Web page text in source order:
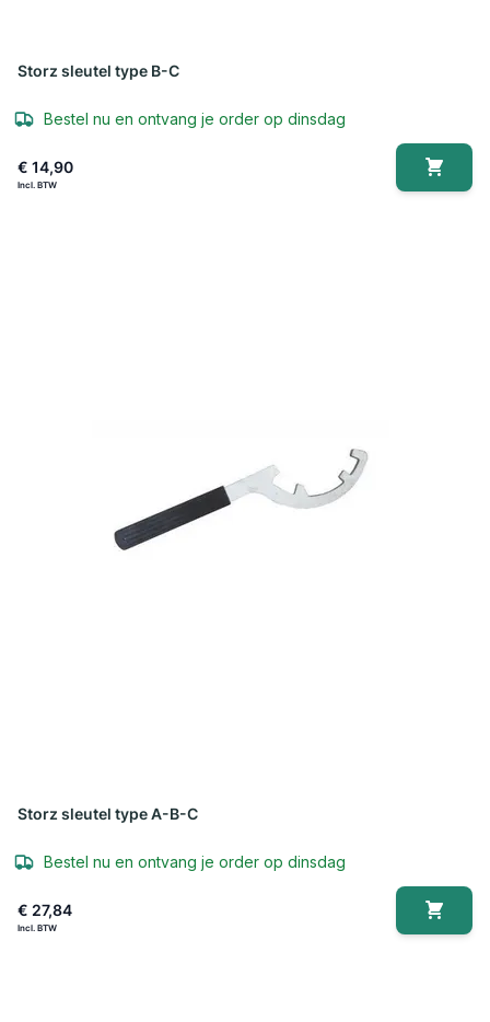
Storz sleutel type B-C
Bestel nu en ontvang je order op dinsdag
€ 14,90
Storz sleutel type A-B-C
Bestel nu en ontvang je order op dinsdag
€ 27,84